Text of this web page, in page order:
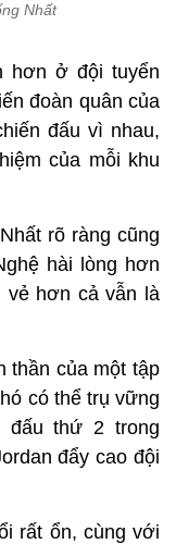
Nhất
hơn ở đội tuyển
đoàn quân của
đấu vì nhau,
của mỗi khu
rõ ràng cũng
hài lòng hơn
vẻ hơn cả vẫn là
thần của một tập
có thể trụ vững
đấu thứ 2 trong
đẩy cao đội
rất ổn, cùng với